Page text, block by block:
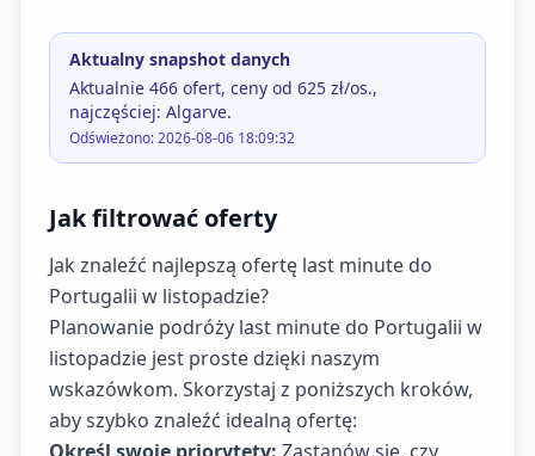
Aktualny snapshot danych
Aktualnie 466 ofert, ceny od 625 zł/os.,
najczęściej: Algarve.
Odświeżono: 2026-08-06 18:09:32
Jak filtrować oferty
Jak znaleźć najlepszą ofertę last minute do
Portugalii w listopadzie?
Planowanie podróży last minute do Portugalii w
listopadzie jest proste dzięki naszym
wskazówkom. Skorzystaj z poniższych kroków,
aby szybko znaleźć idealną ofertę: